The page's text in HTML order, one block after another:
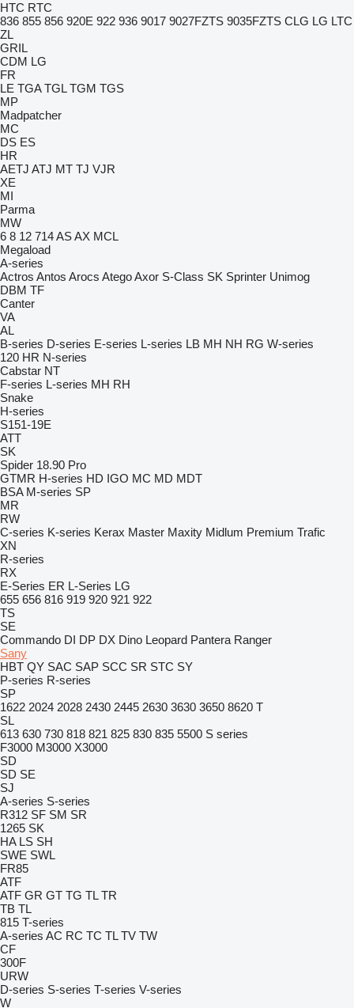
HTC RTC
836 855 856 920E 922 936 9017 9027FZTS 9035FZTS CLG LG LTC
ZL
GRIL
CDM LG
FR
LE TGA TGL TGM TGS
MP
Madpatcher
MC
DS ES
HR
AETJ ATJ MT TJ VJR
XE
MI
Parma
MW
6 8 12 714ASAX MCL
Megaload
A-series
Actros Antos Arocs AtegoAxor S-Class SK Sprinter Unimog
DBM TF
Canter
VA
AL
B-series D-series E-series L-series LB MH NH RG W-series
120 HR N-series
Cabstar NT
F-series L-series MH RH
Snake
H-series
S151-19E
ATT
SK
Spider 18.90 Pro
GTMR H-series HD IGO MC MD MDT
BSA M-series SP
MR
RW
C-series K-series Kerax Master Maxity Midlum Premium Trafic
XN
R-series
RX
E-Series ER L-Series LG
655 656 816 919 920 921 922
TS
SE
Commando DI DP DX Dino Leopard Pantera Ranger
Sany
HBT QY SAC SAP SCC SR STC SY
P-series R-series
SP
1622 2024 2028 2430 2445 2630 3630 3650 8620 T
SL
613 630 730 818 821 825 830 835 5500 S series
F3000 M3000 X3000
SD
SD SE
SJ
A-series S-series
R312 SF SM SR
1265 SK
HA LS SH
SWE SWL
FR85
ATF
ATF GR GT TG TL TR
TB TL
815 T-series
A-series AC RC TC TL TV TW
CF
300F
URW
D-series S-series T-series V-series
W